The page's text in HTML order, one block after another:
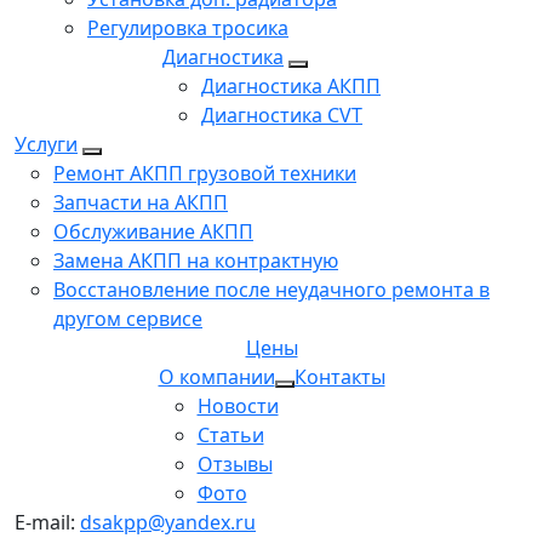
Регулировка тросика
Диагностика
Диагностика АКПП
Диагностика CVT
Услуги
Ремонт АКПП грузовой техники
Запчасти на АКПП
Обслуживание АКПП
Замена АКПП на контрактную
Восстановление после неудачного ремонта в
другом сервисе
Цены
О компании
Новости
Статьи
Отзывы
Фото
Контакты
E-mail: dsakpp@yandex.ru